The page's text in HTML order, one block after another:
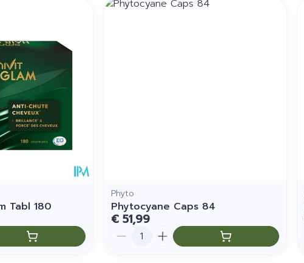
prijswaarden aan te passen.
Tabl 180
Phyto
Phytocyane Caps 84
€ 51,99
Aantal